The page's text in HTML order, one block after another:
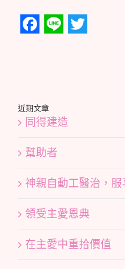
近期文章
同得建造
幫助者
神親自動工醫治，
領受主愛恩典
在主愛中重拾價值